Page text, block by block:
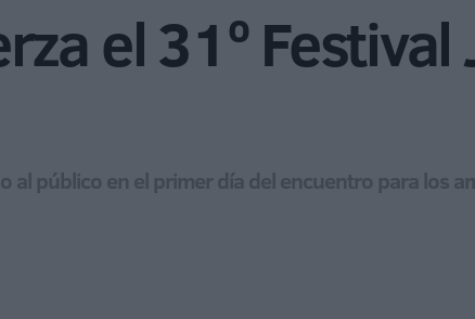
el 31º Festival
al público en el primer día del encuentro para los